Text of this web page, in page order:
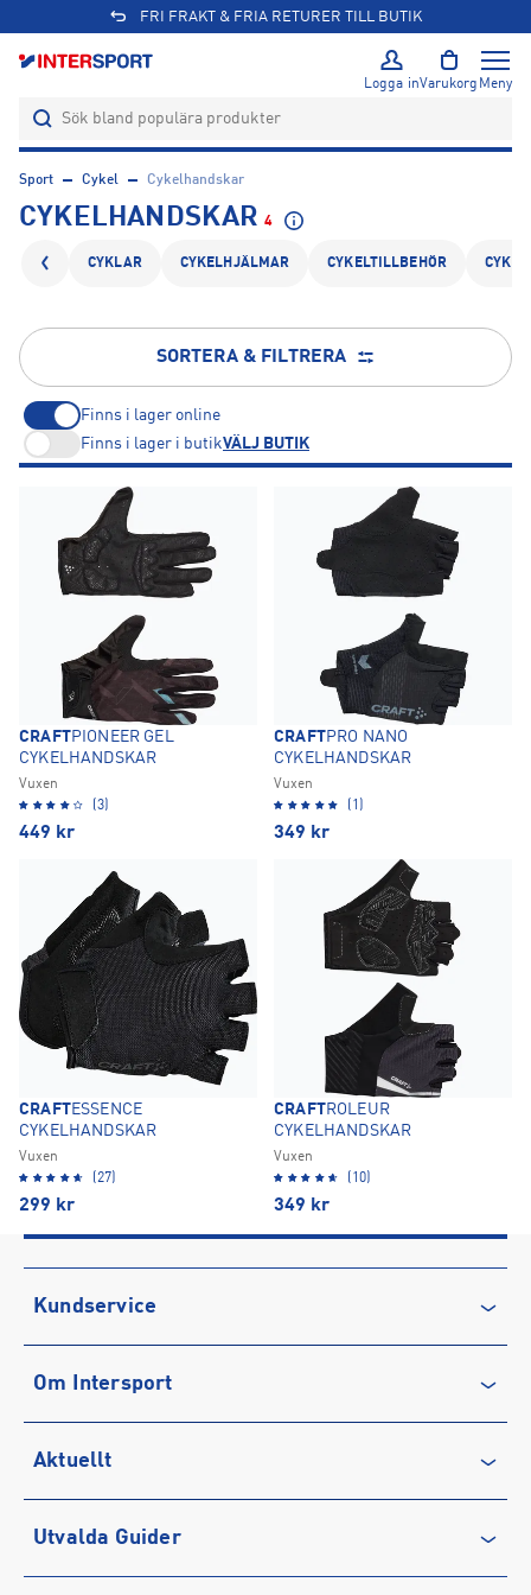
FRI FRAKT & FRIA RETURER TILL BUTIK
Logga inVarukorg Meny
Sport Cykel Cykelhandskar
CYKELHANDSKAR 4
CYKLAR CYKELHJÄLMAR CYKELTILLBEHÖR
SORTERA & FILTRERA
Finns i lager online
Finns i lager i butikVÄLJ BUTIK
CRAFTPIONEER GEL
CYKELHANDSKAR
Vuxen
(3)
449 kr
CRAFTPRO NANO
CYKELHANDSKAR
Vuxen
(1)
349 kr
CRAFTESSENCE
CYKELHANDSKAR
Vuxen
(27)
299 kr
CRAFTROLEUR
CYKELHANDSKAR
Vuxen
(10)
349 kr
Kundservice
Vanliga frågor & svar
Köpvillkor
Integritetspolicy
Medlemsvillkor
Cookie-policy
Om Intersport
Karriär på INTERSPORT
Service
Presentkort
Aktuellt
Löpning
Utvalda Guider